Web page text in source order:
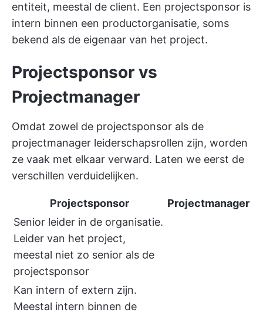
entiteit, meestal de client. Een projectsponsor is
intern binnen een productorganisatie, soms
bekend als de eigenaar van het project.
Projectsponsor vs
Projectmanager
Omdat zowel de projectsponsor als de
projectmanager leiderschapsrollen zijn, worden
ze vaak met elkaar verward. Laten we eerst de
verschillen verduidelijken.
Projectsponsor
Projectmanager
Senior leider in de organisatie.
Leider van het project,
meestal niet zo senior als de
projectsponsor
Kan intern of extern zijn.
Meestal intern binnen de